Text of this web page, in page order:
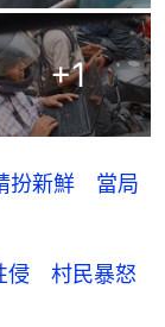
+1
扮新鮮 當局
侵 村民暴怒